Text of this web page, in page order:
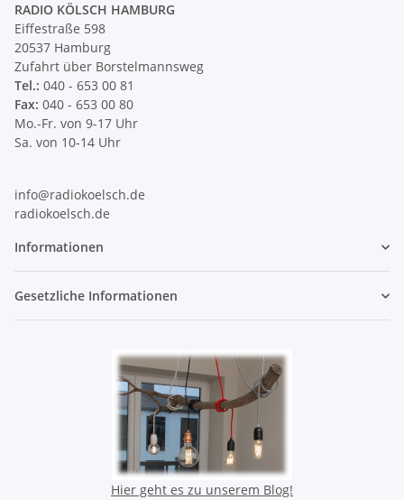
RADIO KÖLSCH HAMBURG
Eiffestraße 598
20537 Hamburg
Zufahrt über Borstelmannsweg
Tel.: 040 - 653 00 81
Fax: 040 - 653 00 80
Mo.-Fr. von 9-17 Uhr
Sa. von 10-14 Uhr
info@radiokoelsch.de
radiokoelsch.de
Informationen
Gesetzliche Informationen
Hier geht es zu unserem Blog!